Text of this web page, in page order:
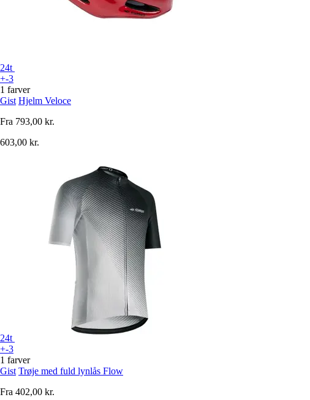
24t
+-3
1 farver
Gist Hjelm Veloce
Fra 793,00 kr.
603,00 kr.
24t
+-3
1 farver
Gist Trøje med fuld lynlås Flow
Fra 402,00 kr.